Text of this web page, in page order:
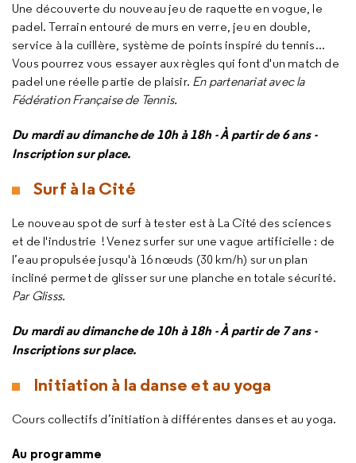
Une découverte du nouveau jeu de raquette en vogue, le
padel. Terrain entouré de murs en verre, jeu en double,
service à la cuillère, système de points inspiré du tennis...
Vous pourrez vous essayer aux règles qui font d'un match de
padel une réelle partie de plaisir. En partenariat avec la
Fédération Française de Tennis.
Du mardi au dimanche de 10h à 18h - À partir de 6 ans -
Inscription sur place.
Surf à la Cité
Le nouveau spot de surf à tester est à La Cité des sciences
et de l'industrie ! Venez surfer sur une vague artificielle : de
l’eau propulsée jusqu'à 16 nœuds (30 km/h) sur un plan
incliné permet de glisser sur une planche en totale sécurité.
Par Glisss.
Du mardi au dimanche de 10h à 18h - À partir de 7 ans -
Inscriptions sur place.
Initiation à la danse et au yoga
Cours collectifs d’initiation à différentes danses et au yoga.
Au programme